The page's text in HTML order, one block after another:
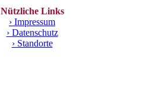
Nützliche Links
› Impressum
› Datenschutz
› Standorte